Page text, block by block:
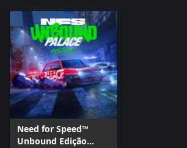
Need for Speed™
Unbound Edição